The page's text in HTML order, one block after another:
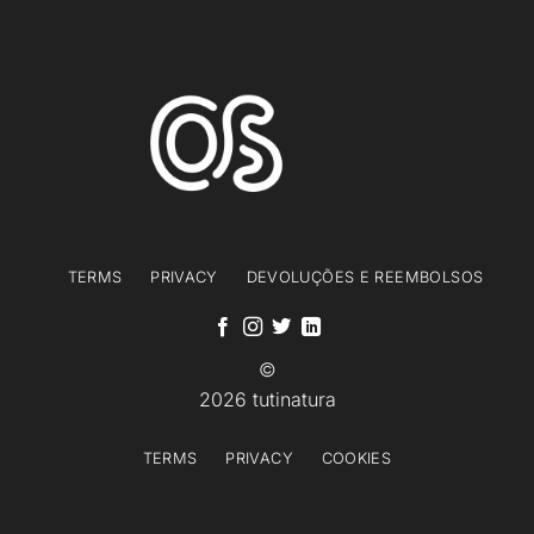
TERMS PRIVACY DEVOLUÇÕES E REEMBOLSOS
©
2026 tutinatura
TERMS PRIVACY COOKIES